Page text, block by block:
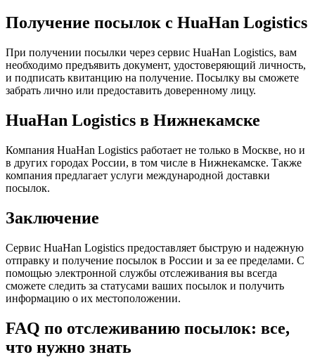
Получение посылок с HuaHan Logistics
При получении посылки через сервис HuaHan Logistics, вам
необходимо предъявить документ, удостоверяющий личность,
и подписать квитанцию на получение. Посылку вы сможете
забрать лично или предоставить доверенному лицу.
HuaHan Logistics в Нижнекамске
Компания HuaHan Logistics работает не только в Москве, но и
в других городах России, в том числе в Нижнекамске. Также
компания предлагает услуги международной доставки
посылок.
Заключение
Сервис HuaHan Logistics предоставляет быструю и надежную
отправку и получение посылок в России и за ее пределами. С
помощью электронной службы отслеживания вы всегда
сможете следить за статусами ваших посылок и получить
информацию о их местоположении.
FAQ по отслеживанию посылок: все,
что нужно знать